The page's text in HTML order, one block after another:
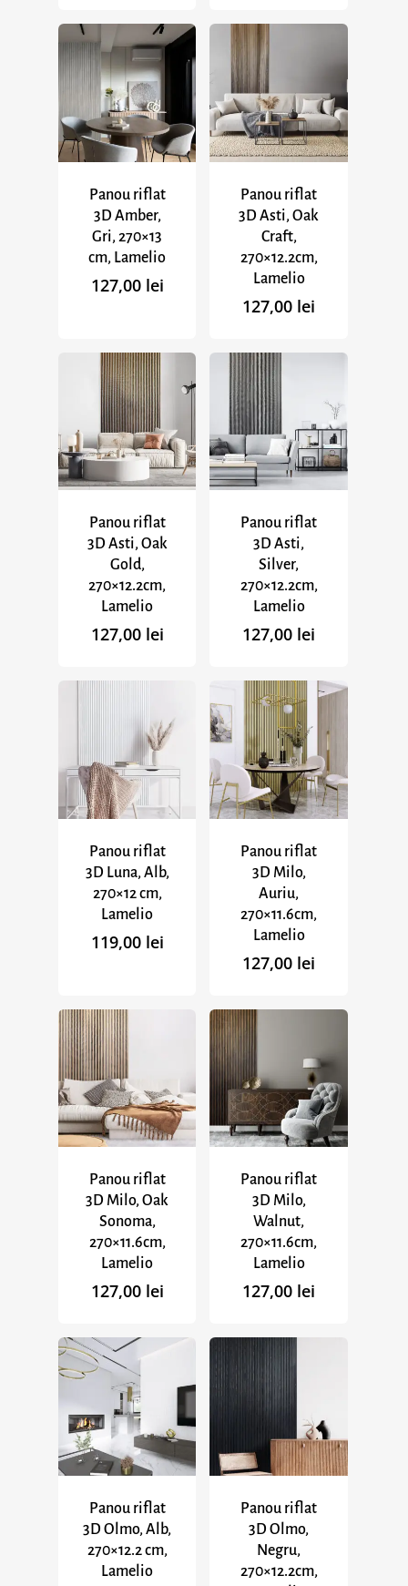
Panou riflat
3D Amber,
Gri, 270×13
cm, Lamelio
127,00 lei
Panou riflat
3D Asti, Oak
Craft,
270×12.2cm,
Lamelio
127,00 lei
Panou riflat
3D Asti, Oak
Gold,
270×12.2cm,
Lamelio
127,00 lei
Panou riflat
3D Asti,
Silver,
270×12.2cm,
Lamelio
127,00 lei
Panou riflat
3D Luna, Alb,
270×12 cm,
Lamelio
119,00 lei
Panou riflat
3D Milo,
Auriu,
270×11.6cm,
Lamelio
127,00 lei
Panou riflat
3D Milo, Oak
Sonoma,
270×11.6cm,
Lamelio
127,00 lei
Panou riflat
3D Milo,
Walnut,
270×11.6cm,
Lamelio
127,00 lei
Panou riflat
3D Olmo, Alb,
270×12.2 cm,
Lamelio
Panou riflat
3D Olmo,
Negru,
270×12.2cm,